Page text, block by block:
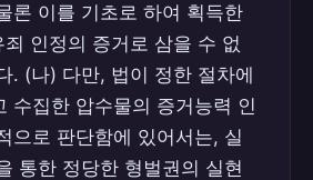
론 이를 기초로 하여 획득한
인정의 증거로 삼을 수 없
. (나) 다만, 법이 정한 절차에
수집한 압수물의 증거능력 인
으로 판단함에 있어서는, 실
통한 정당한 형벌권의 실현